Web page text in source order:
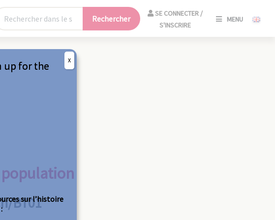
Rechercher
SE CONNECTER /
S'INSCRIRE
MENU
population
BT01
up for the
sur l’histoire
X